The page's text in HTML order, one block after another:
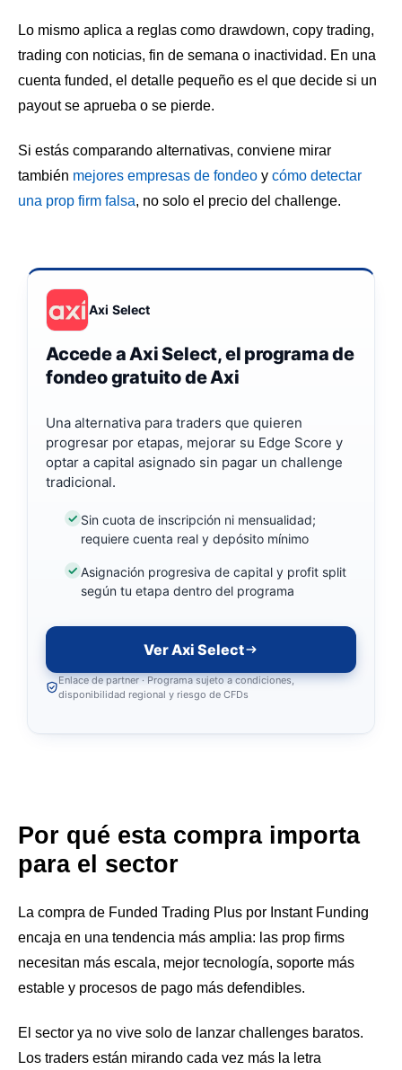
Lo mismo aplica a reglas como drawdown, copy trading,
trading con noticias, fin de semana o inactividad. En una
cuenta funded, el detalle pequeño es el que decide si un
payout se aprueba o se pierde.
Si estás comparando alternativas, conviene mirar
también mejores empresas de fondeo y cómo detectar
una prop firm falsa, no solo el precio del challenge.
Axi Select
Accede a Axi Select, el programa de
fondeo gratuito de Axi
Una alternativa para traders que quieren
progresar por etapas, mejorar su Edge Score y
optar a capital asignado sin pagar un challenge
tradicional.
Sin cuota de inscripción ni mensualidad;
requiere cuenta real y depósito mínimo
Asignación progresiva de capital y profit split
según tu etapa dentro del programa
Ver Axi Select
Enlace de partner · Programa sujeto a condiciones,
disponibilidad regional y riesgo de CFDs
Por qué esta compra importa
para el sector
La compra de Funded Trading Plus por Instant Funding
encaja en una tendencia más amplia: las prop firms
necesitan más escala, mejor tecnología, soporte más
estable y procesos de pago más defendibles.
El sector ya no vive solo de lanzar challenges baratos.
Los traders están mirando cada vez más la letra